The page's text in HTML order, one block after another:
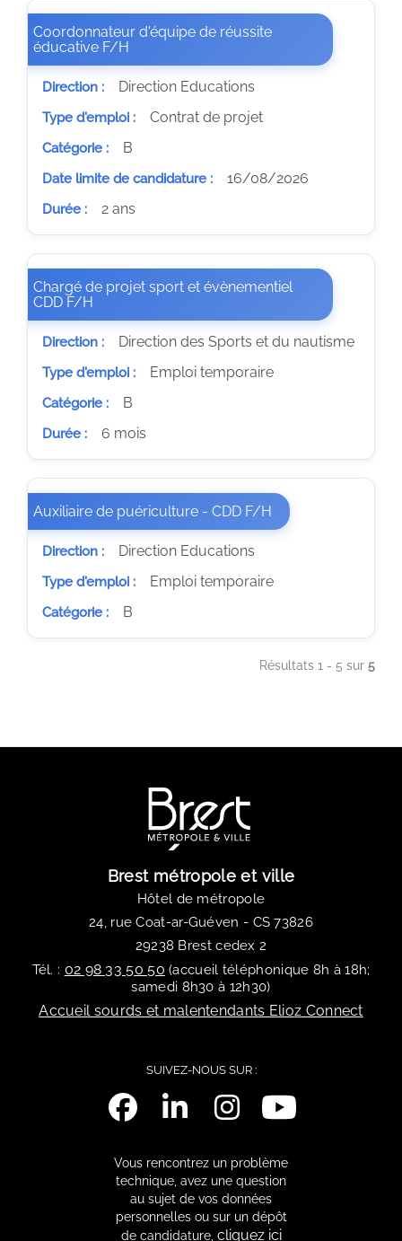
Coordonnateur d'équipe de réussite
éducative F/H
Direction : Direction Educations
Type d'emploi : Contrat de projet
Catégorie : B
Date limite de candidature : 16/08/2026
Durée : 2 ans
Chargé de projet sport et évènementiel
CDD F/H
Direction : Direction des Sports et du nautisme
Type d'emploi : Emploi temporaire
Catégorie : B
Durée : 6 mois
Auxiliaire de puériculture - CDD F/H (Nouvelle fenêtre)
Direction : Direction Educations
Type d'emploi : Emploi temporaire
Catégorie : B
Résultats 1 - 5 sur 5
Brest métropole et ville
Hôtel de métropole
24, rue Coat-ar-Guéven - CS 73826
29238 Brest cedex 2
Tél. : 02 98 33 50 50 (accueil téléphonique 8h à 18h;
samedi 8h30 à 12h30)
Accueil sourds et malentendants Elioz Connect
SUIVEZ-NOUS SUR :
Vous rencontrez un problème
technique, avez une question
au sujet de vos données
personnelles ou sur un dépôt
de candidature, cliquez ici